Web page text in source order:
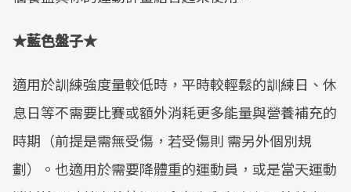
★藍色盤子★
適用於訓練強度量較低時，平時較輕鬆的訓練日、休
息日等不需要比賽或額外消耗更多能量與營養補充的
時期（前提是需無受傷，若受傷則 需另外個別規
劃）。也適用於需要降體重的運動員，或是當天運動